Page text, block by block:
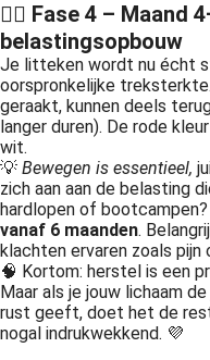
🏃‍♀️ Fase 4 – Maand
belastingsopbouw
Je litteken wordt nu écht
oorspronkelijke
geraakt, kunnen deels
langer duren). De rode
wit.
💡 Bewegen is essentieel,
zich aan aan de belasting
hardlopen of
vanaf 6 maanden.
klachten ervaren zoals pijn
🧠 Kortom: herstel is een
Maar als je jouw lichaam
rust geeft, doet het de
nogal indrukwekkend. 💜